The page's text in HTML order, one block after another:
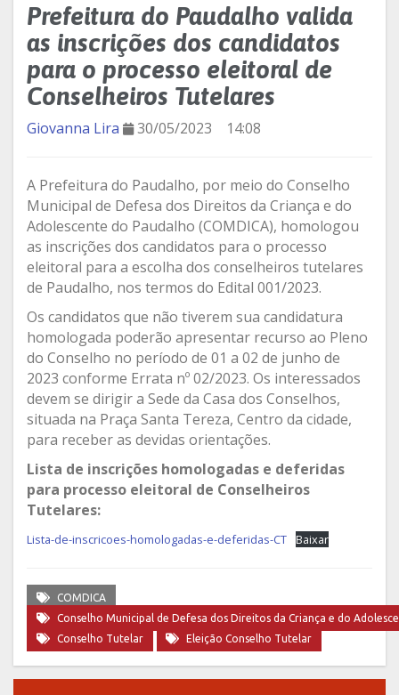
Prefeitura do Paudalho valida
as inscrições dos candidatos
para o processo eleitoral de
Conselheiros Tutelares
Giovanna Lira 30/05/2023 14:08
A Prefeitura do Paudalho, por meio do Conselho
Municipal de Defesa dos Direitos da Criança e do
Adolescente do Paudalho (COMDICA), homologou
as inscrições dos candidatos para o processo
eleitoral para a escolha dos conselheiros tutelares
de Paudalho, nos termos do Edital 001/2023.
Os candidatos que não tiverem sua candidatura
homologada poderão apresentar recurso ao Pleno
do Conselho no período de 01 a 02 de junho de
2023 conforme Errata nº 02/2023. Os interessados
devem se dirigir a Sede da Casa dos Conselhos,
situada na Praça Santa Tereza, Centro da cidade,
para receber as devidas orientações.
Lista de inscrições homologadas e deferidas
para processo eleitoral de Conselheiros
Tutelares:
Lista-de-inscricoes-homologadas-e-deferidas-CT Baixar
COMDICA
Conselho Municipal de Defesa dos Direitos da Criança e do
Conselho Tutelar
Eleição Conselho Tutelar